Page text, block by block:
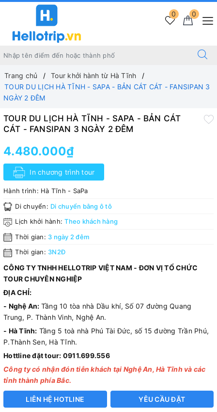
0
0
Trang chủ
Tour khởi hành từ Hà Tĩnh
TOUR DU LỊCH HÀ TĨNH - SAPA - BẢN CÁT CÁT - FANSIPAN 3
NGÀY 2 ĐÊM
TOUR DU LỊCH HÀ TĨNH - SAPA - BẢN CÁT
CÁT - FANSIPAN 3 NGÀY 2 ĐÊM
4.480.000₫
In chương trình tour
Hành trình: Hà Tĩnh - SaPa
Di chuyển: Di chuyển bằng ô tô
Lịch khởi hành:Theo khách hàng
Thời gian: 3 ngày 2 đêm
Thời gian: 3N2Đ
CÔNG TY TNHH HELLOTRIP VIỆT NAM - ĐƠN VỊ TỔ CHỨC
TOUR CHUYÊN NGHIỆP
ĐỊA CHỈ:
- Nghệ An: Tầng 10 tòa nhà Dầu khí, Số 07 đường Quang
Trung, P. Thành Vinh, Nghệ An.
- Hà Tĩnh: Tầng 5 toà nhà Phú Tài Đức, số 15 đường Trần Phú,
P.Thành Sen, Hà Tĩnh.
Hottline đặt tour: 0911.699.556
Công ty có nhận đón tiễn khách tại Nghệ An, Hà Tĩnh và các
tỉnh thành phía Bắc.
LIÊN HỆ HOTLINE YÊU CẦU ĐẶT